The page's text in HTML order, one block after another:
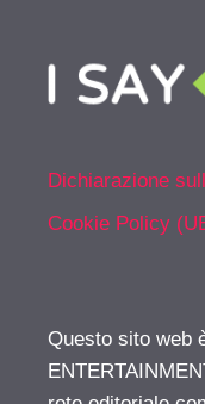
Dichiarazione
Cookie Policy
Questo sito web